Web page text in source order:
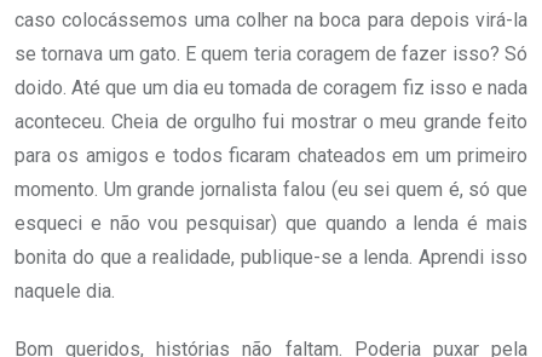
caso colocássemos uma colher na boca para depois virá-la
se tornava um gato. E quem teria coragem de fazer isso? Só
doido. Até que um dia eu tomada de coragem fiz isso e nada
aconteceu. Cheia de orgulho fui mostrar o meu grande feito
para os amigos e todos ficaram chateados em um primeiro
momento. Um grande jornalista falou (eu sei quem é, só que
esqueci e não vou pesquisar) que quando a lenda é mais
bonita do que a realidade, publique-se a lenda. Aprendi isso
naquele dia.
Bom queridos, histórias não faltam. Poderia puxar pela